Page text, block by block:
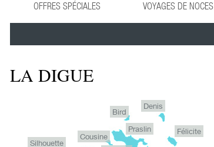
OFFRES SPÉCIALES VOYAGES DE NOCES
LA DIGUE
Silhouette
Cousine
Praslin
Bird
Denis
Félicite